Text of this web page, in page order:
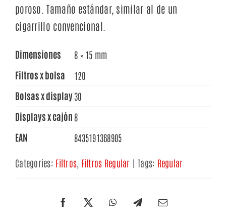
poroso. Tamaño estándar, similar al de un
cigarrillo convencional.
Dimensiones
8 × 15 mm
Filtros x bolsa
120
Bolsas x display30
Displays x cajón 8
EAN
8435191368905
Categories: Filtros Filtros Regular | Tags: Regular